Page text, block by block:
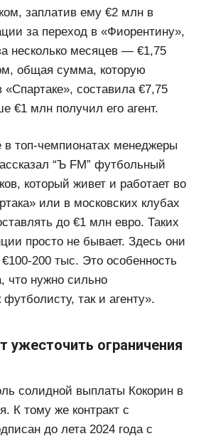
заплатив ему €2 млн в
за переход в «Фиорентину»,
несколько месяцев — €1,75
общая сумма, которую
«Спартаке», составила €7,75
€1 млн получил его агент.
топ-чемпионатах менеджеры
“Ъ FM” футбольный
который живет и работает во
или в московских клубах
до €1 млн евро. Таких
просто не бывает. Здесь они
200 тыс. Это особенность
что нужно сильно
футболисту, так и агенту».
ужесточить ограничения
солидной выплаты Кокорин в
К тому же контракт с
до лета 2024 года с